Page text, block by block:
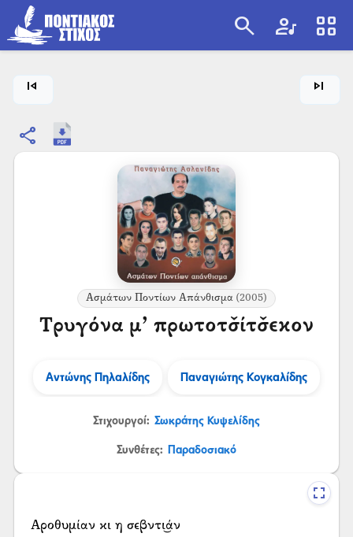
search artist view_cozy
skip_previous skip_next
share
Ασμάτων Ποντίων Απάνθισμα (2005)
Τρυγόνα μ’ πρωτοτσ̌ίτσ̌εκον
Αντώνης Πηλαλίδης Παναγιώτης Κογκαλίδης
Στιχουργοί: Σωκράτης Κυψελίδης
Συνθέτες: Παραδοσιακό
Αροθυμίαν κι η σεβντι͜άν